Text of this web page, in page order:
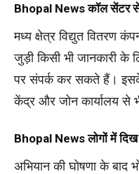
Bhopal Newsकॉल सेंटर से
मध्य क्षेत्र विद्युत वितरण
जुड़ी किसी भी जानकारी के
पर संपर्क कर सकते हैं।
केंद्र और जोन कार्यालय से
Bhopal Newsलोगों में
अभियान की घोषणा के बाद